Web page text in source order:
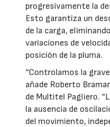
progresivamente la
Esto garantiza un
de la carga,
variaciones de
posición de la pluma.
“Controlamos la
añade Roberto
de Multitel Pagliero.
la ausencia de
del movimiento,